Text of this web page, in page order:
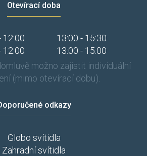
Otevírací doba
12:00
13:00 - 15:30
12:00
13:00 - 15:00
možno zajistit individuální
(mimo otevírací dobu).
odkazy
Globo svítidla
Zahradní svítidla